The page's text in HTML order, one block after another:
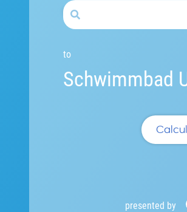
to
Schwimmbad
presented by